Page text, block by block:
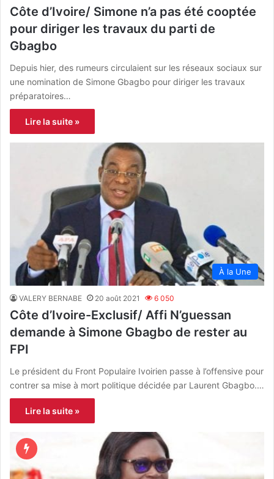
Côte d’Ivoire/ Simone n’a pas été cooptée
pour diriger les travaux du parti de
Gbagbo
Depuis hier, des rumeurs circulaient sur les réseaux sociaux sur
une nomination de Simone Gbagbo pour diriger les travaux
préparatoires…
Lire la suite »
À la Une
VALERY BERNABE 20 août 2021 6 050
Côte d’Ivoire-Exclusif/ Affi N’guessan
demande à Simone Gbagbo de rester au
FPI
Le président du Front Populaire Ivoirien passe à l’offensive pour
contrer sa mise à mort politique décidée par Laurent Gbagbo.…
Lire la suite »